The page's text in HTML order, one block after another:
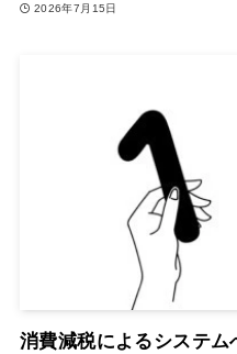
2026年7月15日
消費減税によるシステ